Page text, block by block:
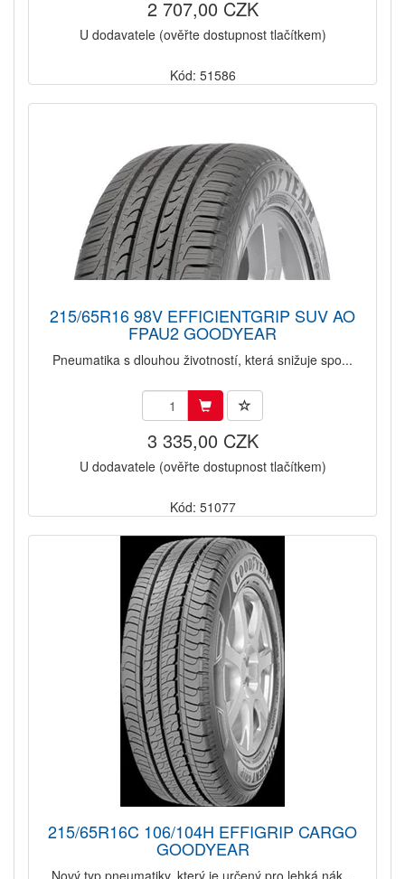
2 707,00 CZK
U dodavatele (ověřte dostupnost tlačítkem)
Kód: 51586
215/65R16 98V EFFICIENTGRIP SUV AO
FPAU2 GOODYEAR
Pneumatika s dlouhou životností, která snižuje spo...
3 335,00 CZK
U dodavatele (ověřte dostupnost tlačítkem)
Kód: 51077
215/65R16C 106/104H EFFIGRIP CARGO
GOODYEAR
Nový typ pneumatiky, který je určený pro lehká nák...